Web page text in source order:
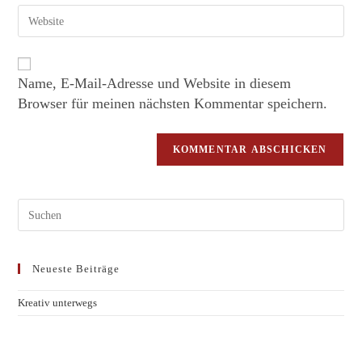
Name, E-Mail-Adresse und Website in diesem
Browser für meinen nächsten Kommentar speichern.
Neueste Beiträge
Kreativ unterwegs